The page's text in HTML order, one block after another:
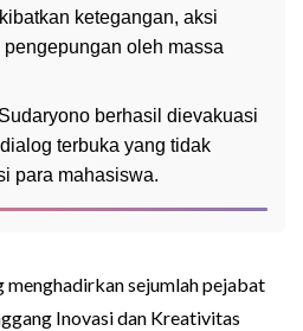
ketegangan, aksi
oleh massa
berhasil dievakuasi
terbuka yang tidak
para mahasiswa.
menghadirkan sejumlah pejabat
Inovasi dan Kreativitas